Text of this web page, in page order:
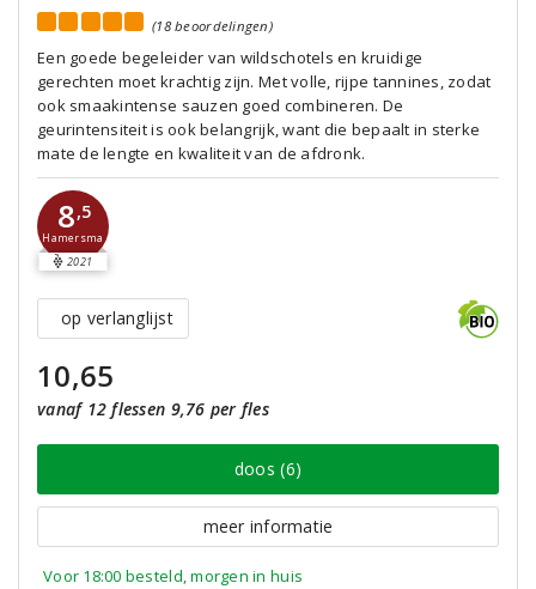
(18 beoordelingen)
Een goede begeleider van wildschotels en kruidige
gerechten moet krachtig zijn. Met volle, rijpe tannines, zodat
ook smaakintense sauzen goed combineren. De
geurintensiteit is ook belangrijk, want die bepaalt in sterke
mate de lengte en kwaliteit van de afdronk.
8,5
Hamersma
2021
op verlanglijst
10,65
vanaf 12 flessen 9,76 per fles
doos (6)
meer informatie
Voor 18:00 besteld, morgen in huis